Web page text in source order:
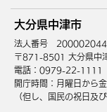
高齢・介護
サイトマップ
庁舎地図
中津市へのアクセス
大分県中津市
法人番号
〒871-8501 大分県中
電話：0979-22-1111
開庁時間：月曜日から
（但し、国民の祝日及